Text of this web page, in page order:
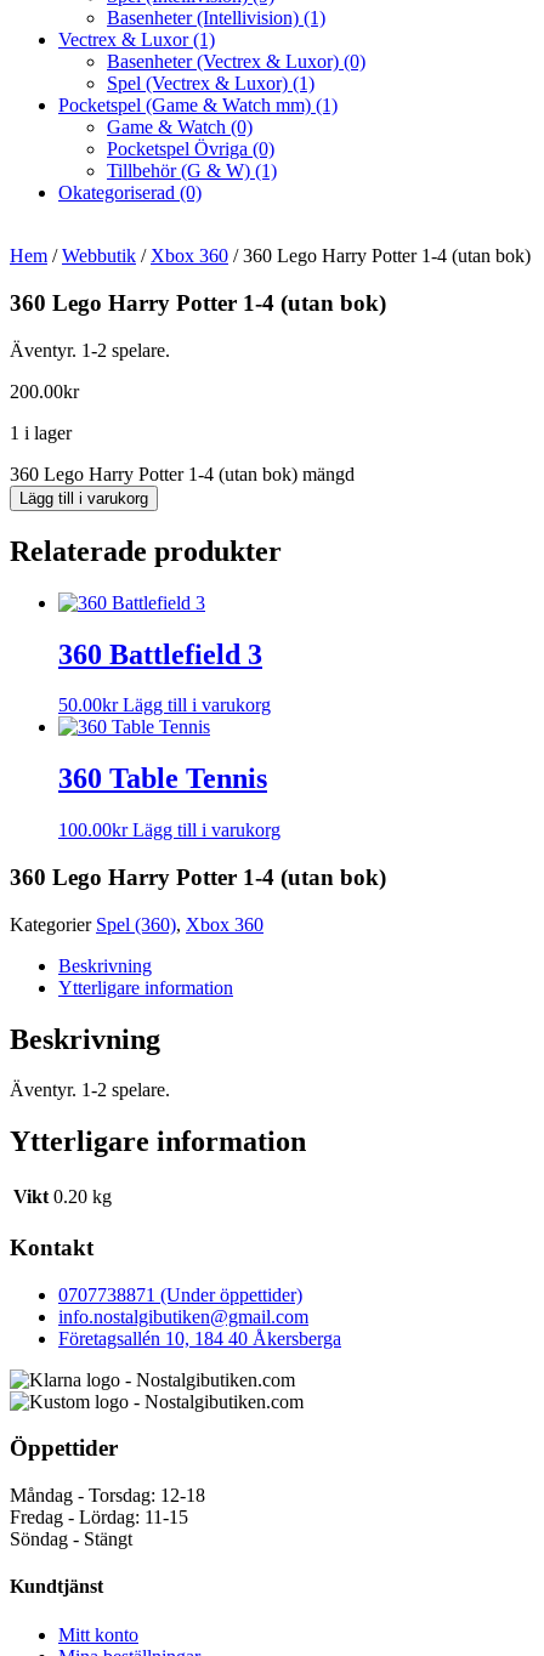
Basenheter (Intellivision) (1)
Vectrex & Luxor(1)
Basenheter (Vectrex & Luxor) (0)
Spel (Vectrex & Luxor) (1)
Pocketspel (Game & Watch mm) (1)
Game & Watch (0)
Pocketspel Övriga (0)
Tillbehör (G & W) (1)
Okategoriserad (0)
Hem /Webbutik / Xbox 360 / 360 Lego Harry Potter 1-4 (utan bok)
360 Lego Harry Potter 1-4 (utan bok)
Äventyr. 1-2 spelare.
200.00kr
1 i lager
360 Lego Harry Potter 1-4 (utan bok) mängd
Lägg till i varukorg
Relaterade produkter
360 Battlefield 3
50.00kr Lägg till i varukorg
360 Table Tennis
100.00kr Lägg till i varukorg
360 Lego Harry Potter 1-4 (utan bok)
Kategorier Spel (360), Xbox 360
Beskrivning
Ytterligare information
Beskrivning
Äventyr. 1-2 spelare.
Ytterligare information
Vikt 0.20 kg
Kontakt
0707738871 (Under öppettider)
info.nostalgibutiken@gmail.com
Företagsallén 10, 184 40 Åkersberga
Öppettider
Måndag - Torsdag: 12-18
Fredag - Lördag: 11-15
Söndag - Stängt
Kundtjänst
Mitt konto